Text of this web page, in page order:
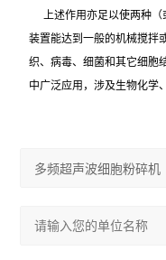
上述作用亦足以使两种
装置能达到一般的机械搅拌
织、病毒、细菌和其它细胞
中广泛应用，涉及生物化学